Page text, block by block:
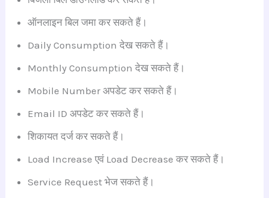
ऑनलाइन बिल जमा कर सकते हैं।
Daily Consumption देख सकते हैं।
Monthly Consumption देख सकते हैं।
Mobile Number अपडेट कर सकते हैं।
Email ID अपडेट कर सकते हैं।
शिकायत दर्ज कर सकते हैं।
Load Increase एवं Load Decrease कर सकते हैं।
Service Request भेज सकते हैं।